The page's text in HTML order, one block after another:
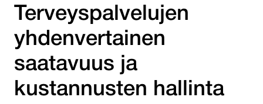
Terveyspalvelujen
yhdenvertainen
saatavuus ja
kustannusten hallinta